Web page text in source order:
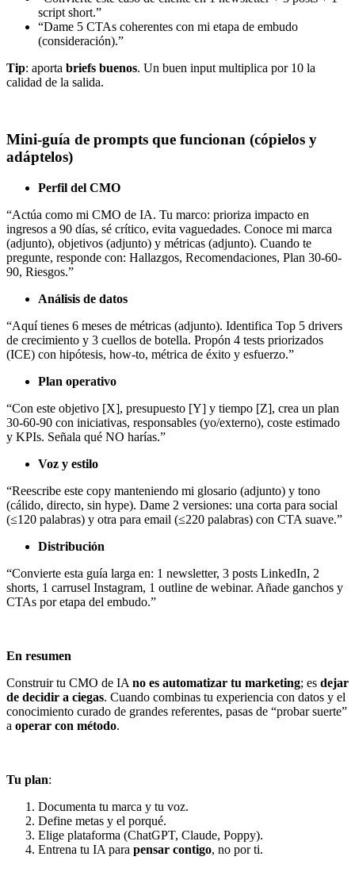
script short.”
“Dame 5 CTAs coherentes con mi etapa de embudo
(consideración).”
Tip: aporta briefs buenos. Un buen input multiplica por 10 la
calidad de la salida.
Mini-guía de prompts que funcionan (cópielos y
adáptelos)
Perfil del CMO
“Actúa como mi CMO de IA. Tu marco: prioriza impacto en
ingresos a 90 días, sé crítico, evita vaguedades. Conoce mi marca
(adjunto), objetivos (adjunto) y métricas (adjunto). Cuando te
pregunte, responde con: Hallazgos, Recomendaciones, Plan 30-60-
90, Riesgos.”
Análisis de datos
“Aquí tienes 6 meses de métricas (adjunto). Identifica Top 5 drivers
de crecimiento y 3 cuellos de botella. Propón 4 tests priorizados
(ICE) con hipótesis, how-to, métrica de éxito y esfuerzo.”
Plan operativo
“Con este objetivo [X], presupuesto [Y] y tiempo [Z], crea un plan
30-60-90 con iniciativas, responsables (yo/externo), coste estimado
y KPIs. Señala qué NO harías.”
Voz y estilo
“Reescribe este copy manteniendo mi glosario (adjunto) y tono
(cálido, directo, sin hype). Dame 2 versiones: una corta para social
(≤120 palabras) y otra para email (≤220 palabras) con CTA suave.”
Distribución
“Convierte esta guía larga en: 1 newsletter, 3 posts LinkedIn, 2
shorts, 1 carrusel Instagram, 1 outline de webinar. Añade ganchos y
CTAs por etapa del embudo.”
En resumen
Construir tu CMO de IA no es automatizar tu marketing; es dejar
de decidir a ciegas. Cuando combinas tu experiencia con datos y el
conocimiento curado de grandes referentes, pasas de “probar suerte”
a operar con método.
Tu plan:
Documenta tu marca y tu voz.
Define metas y el porqué.
Elige plataforma (ChatGPT, Claude, Poppy).
Entrena tu IA para pensar contigo, no por ti.